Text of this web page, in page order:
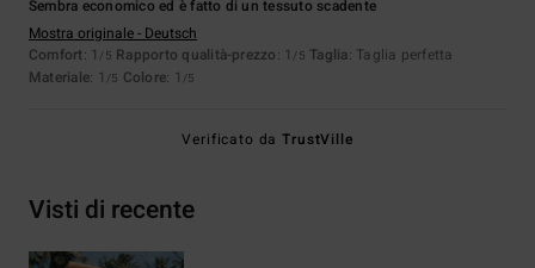
Sembra economico ed è fatto di un tessuto scadente
Mostra originale - Deutsch
Comfort: 1 /5 Rapporto qualità-prezzo: 1 /5 Taglia: Taglia perfetta
Materiale: 1 /5 Colore: 1 /5
Verificato daTrustVille
Visti di recente